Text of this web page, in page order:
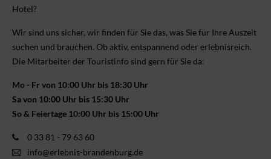
Hotel?
Wir sind uns sicher, wir finden für Sie das, was Sie für Ihre Aus­zeit
suchen und brauchen. Ob aktiv, ent­spannend oder erlebnis­reich.
Die Mitarbeiter der Touristinfo sind gern für Sie da:
Mo - Fr von 10:00 Uhr bis 18:30 Uhr
Sa von 10:00 Uhr bis 15:30 Uhr
So & Feiertage 10:00 Uhr bis 15:00 Uhr
0 33 81 - 79 63 60
info@erlebnis-brandenburg.de